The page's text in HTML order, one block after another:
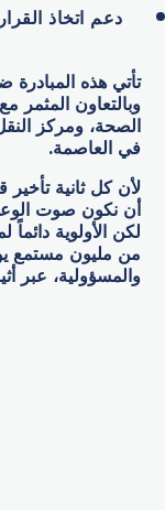
دعم اتخاذ
تأتي هذه
وبالتعاون المثمر
الصحة، ومركز
في العاصمة.
لأن كل ثانية تأخير
أن نكون صوت
لكن الأولوية دائماً
من مليون مستمع
والمسؤولية، عبر